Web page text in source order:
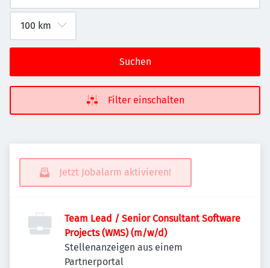
Suchen
Filter einschalten
Jetzt Jobalarm aktivieren!
Team Lead / Senior Consultant Software
Projects (WMS) (m/w/d)
Stellenanzeigen aus einem
Partnerportal